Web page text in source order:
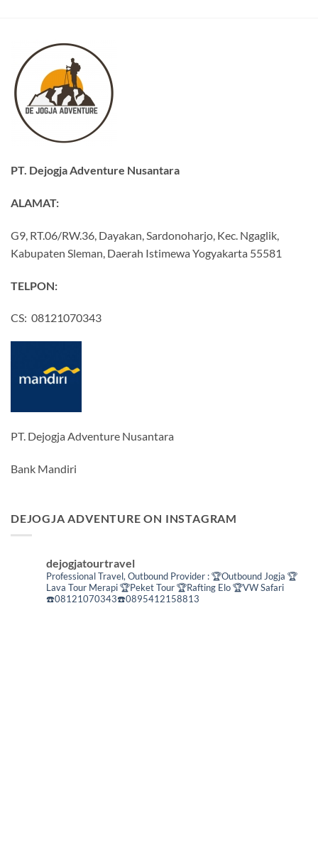
PT. Dejogja Adventure Nusantara
ALAMAT:
G9, RT.06/RW.36, Dayakan, Sardonoharjo, Kec. Ngaglik,
Kabupaten Sleman, Daerah Istimewa Yogyakarta 55581
TELPON:
CS: 08121070343
PT. Dejogja Adventure Nusantara
Bank Mandiri
DEJOGJA ADVENTURE ON INSTAGRAM
dejogjatourtravel
Professional Travel, Outbound Provider :🏆Outbound Jogja 🏆
Lava Tour Merapi🏆Peket Tour🏆Rafting Elo🏆VW Safari
☎️08121070343☎️0895412158813